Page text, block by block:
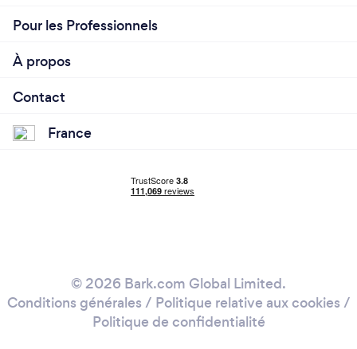
Pour les Professionnels
À propos
Contact
France
© 2026 Bark.com Global Limited.
Conditions générales / Politique relative aux cookies /
Politique de confidentialité